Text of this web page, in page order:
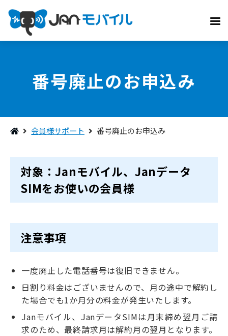
番号廃止のお申込み
会員様サポート 番号廃止のお申込み
対象：Janモバイル、Janデータ
SIMをお使いの会員様
注意事項
一度廃止した電話番号は復旧できません。
日割り料金はございませんので、月の途中で解約し
た場合でも1か月分の料金が発生いたします。
Janモバイル、JanデータSIMは月末締め翌月ご請
求のため、最終請求月は解約月の翌月となります。